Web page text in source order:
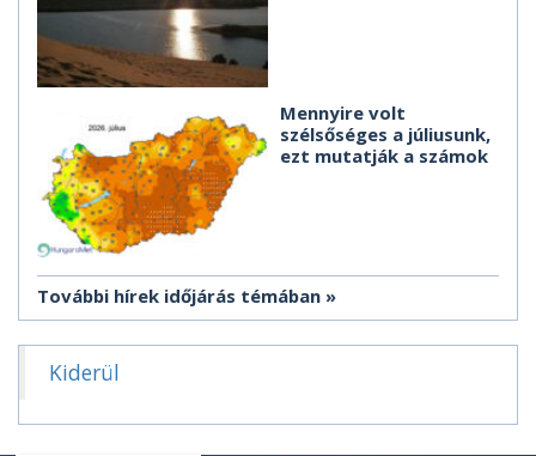
Mennyire volt
szélsőséges a júliusunk,
ezt mutatják a számok
További hírek időjárás témában
Kiderül